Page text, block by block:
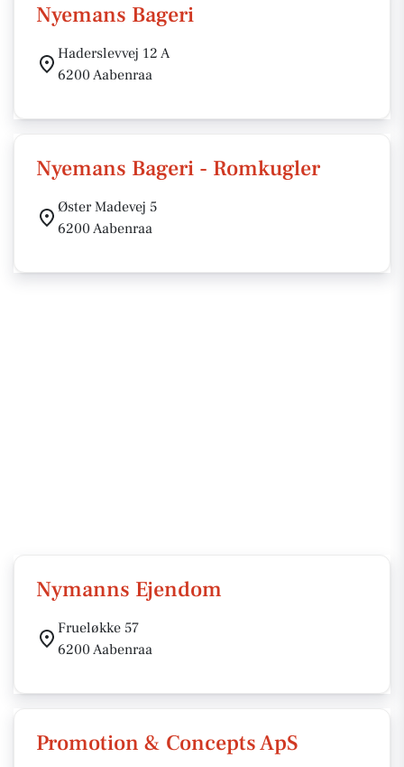
Nyemans Bageri
Haderslevvej 12 A
6200 Aabenraa
Nyemans Bageri - Romkugler
Øster Madevej 5
6200 Aabenraa
Nymanns Ejendom
Frueløkke 57
6200 Aabenraa
Promotion & Concepts ApS